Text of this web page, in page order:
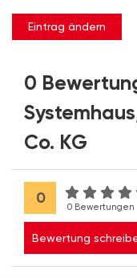
Eintrag ändern
0
Co. KG
0
0 Bewertungen
Bewertung